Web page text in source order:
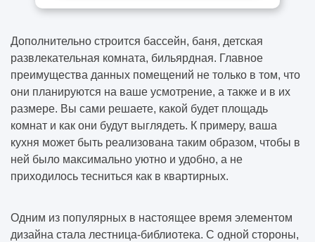
Дополнительно строится бассейн, баня, детская
развлекательная комната, бильярдная. Главное
преимущества данных помещений не только в том, что
они планируются на ваше усмотрение, а также и в их
размере. Вы сами решаете, какой будет площадь
комнат и как они будут выглядеть. К примеру, ваша
кухня может быть реализована таким образом, чтобы в
ней было максимально уютно и удобно, а не
приходилось тесниться как в квартирных.
Одним из популярных в настоящее время элементом
дизайна стала лестница-библиотека. С одной стороны,